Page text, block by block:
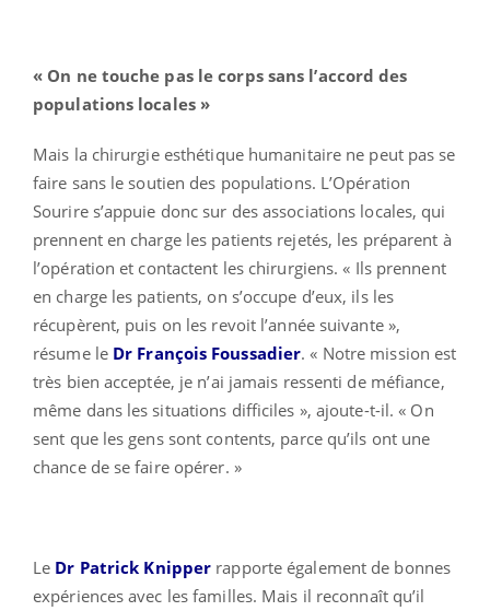
« On ne touche pas le corps sans l’accord des
populations locales »
Mais la chirurgie esthétique humanitaire ne peut pas se
faire sans le soutien des populations. L’Opération
Sourire s’appuie donc sur des associations locales, qui
prennent en charge les patients rejetés, les préparent à
l’opération et contactent les chirurgiens. « Ils prennent
en charge les patients, on s’occupe d’eux, ils les
récupèrent, puis on les revoit l’année suivante »,
résume le Dr François Foussadier. « Notre mission est
très bien acceptée, je n’ai jamais ressenti de méfiance,
même dans les situations difficiles », ajoute-t-il. « On
sent que les gens sont contents, parce qu’ils ont une
chance de se faire opérer. »
Le Dr Patrick Knipper rapporte également de bonnes
expériences avec les familles. Mais il reconnaît qu’il